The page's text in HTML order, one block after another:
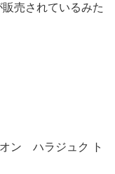
売されているみた
ン ハラジュク ト